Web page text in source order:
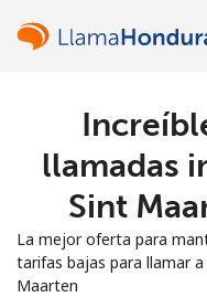
llamadas
Sint
La mejor oferta para
tarifas bajas para llamar
Maarten